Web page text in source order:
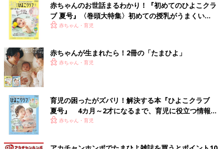
赤ちゃんのお世話まるわかり！『初めてのひよこクラ
ブ 夏号』〈巻頭大特集〉初めての授乳がうまくい
く！ おっぱい・ミルクの基本と夏のトラブル 解決テ
赤ちゃん・育児
赤ちゃんが生まれたら！2冊の「たまひよ」
赤ちゃん・育児
育児の困ったがズバリ！解決する本『ひよこクラブ
夏号』 4カ月～2才になるまで、育児に役立つ情報が
いっぱい！
赤ちゃん・育児